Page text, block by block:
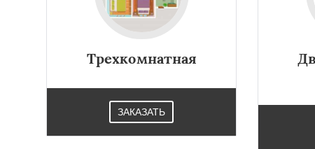
Правдинский
Свердловск
Трехкомнатная
ЗАКАЗАТЬ